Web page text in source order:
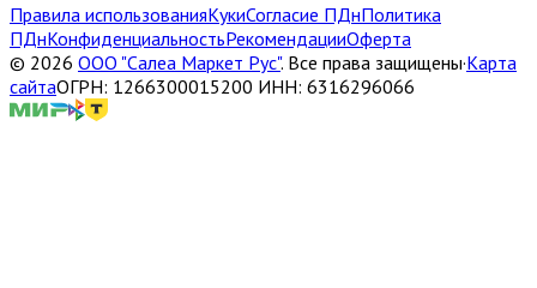
Правила использованияКукиСогласие ПДнПолитика
ПДнКонфиденциальностьРекомендацииОферта
© 2026 ООО "Салеа Маркет Рус". Все права защищены·Карта
сайтаОГРН: 1266300015200 ИНН: 6316296066